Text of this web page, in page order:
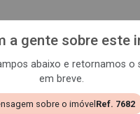
a gente sobre este
abaixo e retornamos o
em breve.
sobre o imóvel Ref. 7682